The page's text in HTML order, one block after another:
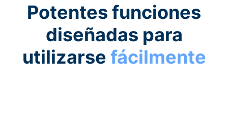
Potentes funciones
diseñadas para
utilizarse fácilmente